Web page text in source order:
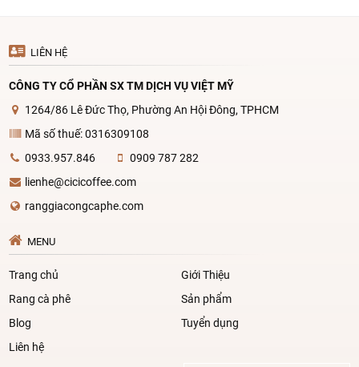
LIÊN HỆ
CÔNG TY CỔ PHẦN SX TM DỊCH VỤ VIỆT MỸ
1264/86 Lê Đức Thọ, Phường An Hội Đông, TPHCM
Mã số thuế: 0316309108
0933.957.846
0909 787 282
lienhe@cicicoffee.com
ranggiacongcaphe.com
MENU
Trang chủ
Giới Thiệu
Rang cà phê
Sản phẩm
Blog
Tuyển dụng
Liên hệ